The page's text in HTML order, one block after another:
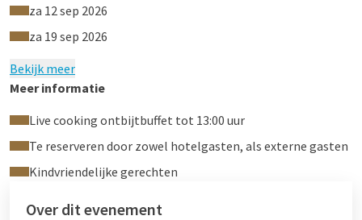
Prijzen
Kinderen t/m 3 jaar: gratis
Volwassenen & kinderen ouder dan 12: €32,50
za 12 sep 2026
za 19 sep 2026
Bekijk meer
Meer informatie
Live cooking ontbijtbuffet tot 13:00 uur
Te reserveren door zowel hotelgasten, als externe gasten
Kindvriendelijke gerechten
Over dit evenement